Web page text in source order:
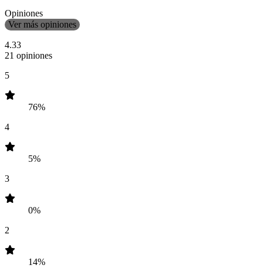
Opiniones
Ver más opiniones
4.33
21 opiniones
5
76%
4
5%
3
0%
2
14%